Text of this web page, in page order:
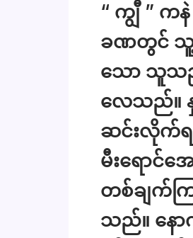
“ ကျွီ ”
ခဏတွင် သူ့
သော သူသည်
လေသည်။
ဆင်းလိုက်ရ
မီးရောင်
တစ်ချက်က
သည်။ နေ